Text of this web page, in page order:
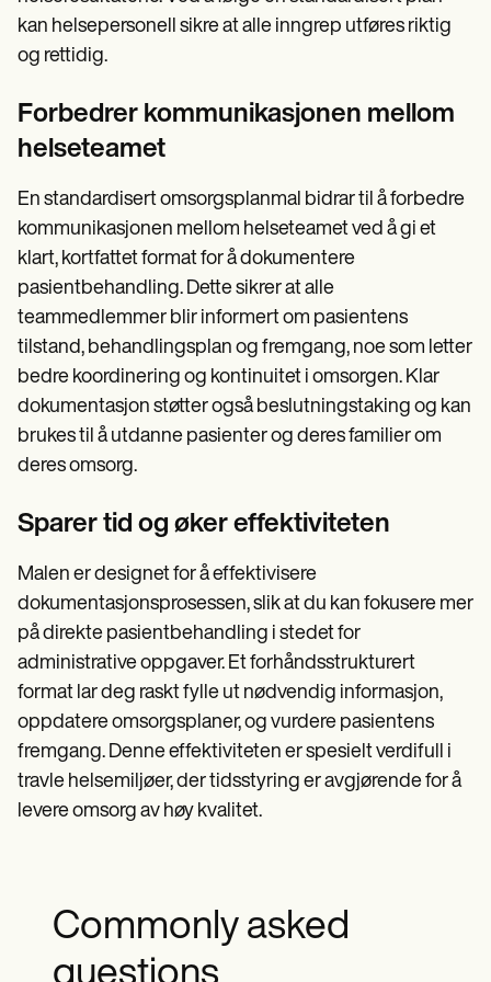
kan helsepersonell sikre at alle inngrep utføres riktig
og rettidig.
Forbedrer kommunikasjonen mellom
helseteamet
En standardisert omsorgsplanmal bidrar til å forbedre
kommunikasjonen mellom helseteamet ved å gi et
klart, kortfattet format for å dokumentere
pasientbehandling. Dette sikrer at alle
teammedlemmer blir informert om pasientens
tilstand, behandlingsplan og fremgang, noe som letter
bedre koordinering og kontinuitet i omsorgen. Klar
dokumentasjon støtter også beslutningstaking og kan
brukes til å utdanne pasienter og deres familier om
deres omsorg.
Sparer tid og øker effektiviteten
Malen er designet for å effektivisere
dokumentasjonsprosessen, slik at du kan fokusere mer
på direkte pasientbehandling i stedet for
administrative oppgaver. Et forhåndsstrukturert
format lar deg raskt fylle ut nødvendig informasjon,
oppdatere omsorgsplaner, og vurdere pasientens
fremgang. Denne effektiviteten er spesielt verdifull i
travle helsemiljøer, der tidsstyring er avgjørende for å
levere omsorg av høy kvalitet.
Commonly asked